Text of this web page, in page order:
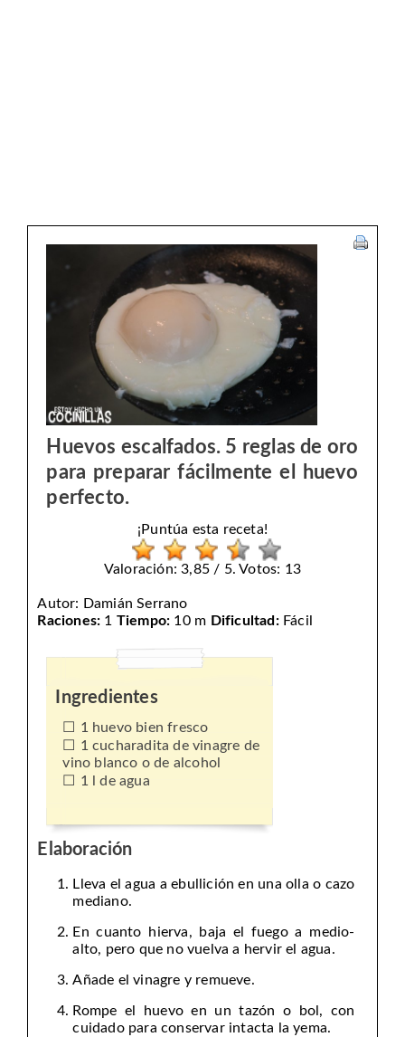
Huevos escalfados. 5 reglas de oro
para preparar fácilmente el huevo
perfecto.
¡Puntúa esta receta!
Valoración: 3,85 / 5. Votos: 13
Autor: Damián Serrano
Raciones: 1 Tiempo: 10 m Dificultad:Fácil
Ingredientes
1 huevo bien fresco
1 cucharadita de vinagre de
vino blanco o de alcohol
1 l de agua
Elaboración
Lleva el agua a ebullición en una olla o cazo
mediano.
En cuanto hierva, baja el fuego a medio-
alto, pero que no vuelva a hervir el agua.
Añade el vinagre y remueve.
Rompe el huevo en un tazón o bol, con
cuidado para conservar intacta la yema.